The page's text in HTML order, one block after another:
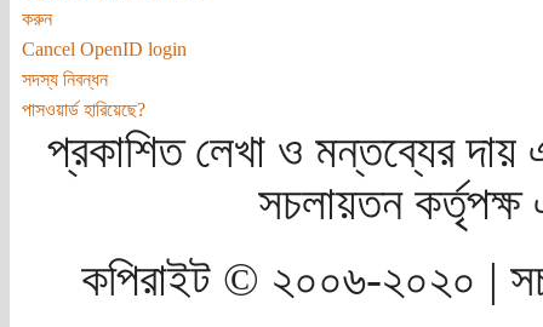
করুন
Cancel OpenID login
সদস্য নিবন্ধন
পাসওয়ার্ড হারিয়েছে?
প্রকাশিত লেখা ও মন্তব্যের দায়
সচলায়তন
কপিরাইট © ২০০৬-২০২০ |